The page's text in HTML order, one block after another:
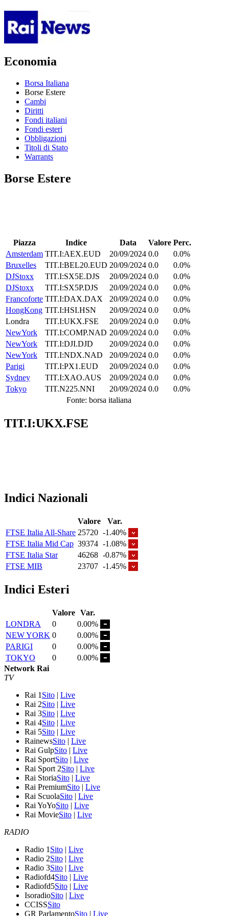
Economia
Borsa Italiana
Borse Estere
Cambi
Diritti
Fondi italiani
Fondi esteri
Obbligazioni
Titoli di Stato
Warrants
Borse Estere
Piazza Indice Data Valore Perc.
Amsterdam TIT.I:AEX.EUD 20/09/2024 0.0
0.0%
Bruxelles
TIT.I:BEL20.EUD 20/09/2024 0.0
0.0%
DJStoxx
TIT.I:SX5E.DJS 20/09/2024 0.0
0.0%
DJStoxx
TIT.I:SX5P.DJS 20/09/2024 0.0
0.0%
Francoforte TIT.I:DAX.DAX 20/09/2024 0.0
0.0%
HongKong TIT.I:HSI.HSN 20/09/2024 0.0
0.0%
Londra
TIT.I:UKX.FSE 20/09/2024 0.0
0.0%
NewYork
TIT.I:COMP.NAD 20/09/2024 0.0
0.0%
NewYork
TIT.I:DJI.DJD 20/09/2024 0.0
0.0%
NewYork
TIT.I:NDX.NAD 20/09/2024 0.0
0.0%
Parigi
TIT.I:PX1.EUD 20/09/2024 0.0
0.0%
Sydney
TIT.I:XAO.AUS 20/09/2024 0.0
0.0%
Tokyo
TIT.N225.NNI 20/09/2024 0.0
0.0%
Fonte: borsa italiana
TIT.I:UKX.FSE
Indici Nazionali
Valore
Var.
FTSE Italia All-Share 25720 -1.40%
FTSE Italia Mid Cap 39374 -1.08%
FTSE Italia Star
46268 -0.87%
FTSE MIB
23707 -1.45%
Indici Esteri
Valore Var.
LONDRA
0
0.00%
NEW YORK 0
0.00%
PARIGI
0
0.00%
TOKYO
0
0.00%
Network Rai
TV
Rai 1 Sito | Live
Rai 2Sito | Live
Rai 3Sito | Live
Rai 4Sito | Live
Rai 5Sito | Live
RainewsSito | Live
Rai GulpSito | Live
Rai SportSito | Live
Rai Sport 2Sito | Live
Rai StoriaSito | Live
Rai PremiumSito | Live
Rai ScuolaSito | Live
Rai YoYoSito | Live
Rai MovieSito | Live
RADIO
Radio 1 Sito | Live
Radio 2Sito | Live
Radio 3Sito | Live
Radiofd4Sito | Live
Radiofd5Sito | Live
IsoradioSito | Live
CCISSSito
GR ParlamentoSito | Live